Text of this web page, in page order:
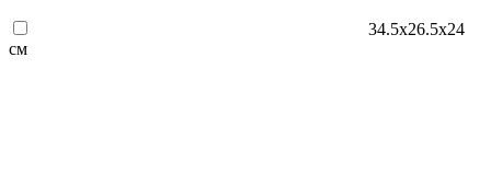
34.5х26.5х24
см